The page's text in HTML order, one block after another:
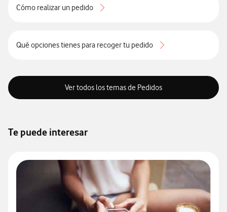
Cómo realizar un pedido
Qué opciones tienes para recoger tu pedido
Ver todos los temas de Pedidos
Te puede interesar